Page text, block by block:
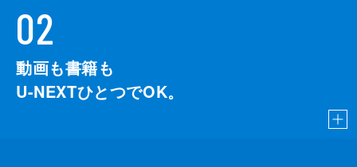
02
動画も書籍も
U-NEXTひとつでOK。